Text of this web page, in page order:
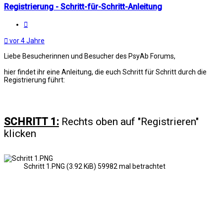
Registrierung - Schritt-für-Schritt-Anleitung
vor 4 Jahre
Liebe Besucherinnen und Besucher des PsyAb Forums,
hier findet ihr eine Anleitung, die euch Schritt für Schritt durch die
Registrierung führt:
SCHRITT 1: Rechts oben auf "Registrieren"
klicken
Schritt 1.PNG (3.92 KiB) 59982 mal betrachtet